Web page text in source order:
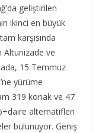
geliştirilen
ikinci en büyük
karşısında
Altunizade ve
15 Temmuz
yürüme
319 konak ve 47
alternatifleri
bulunuyor. Geniş